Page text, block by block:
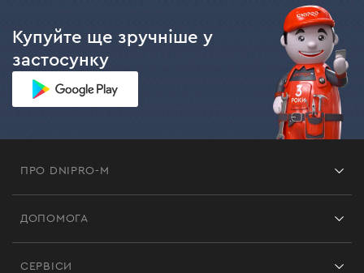
Купуйте ще зручніше у
застосунку
ПРО DNIPRO-M
ДОПОМОГА
СЕРВІСИ